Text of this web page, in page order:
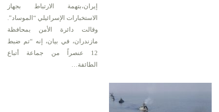
إيران،بتهمة الارتباط بجهاز
الاستخبارات الإسرائيلي “الموساد”.
وقالت دائرة الأمن بمحافظة
مازندران، في بيان، إنه “تم ضبط
12 عنصراً من جماعة أتباع
الطائفة…